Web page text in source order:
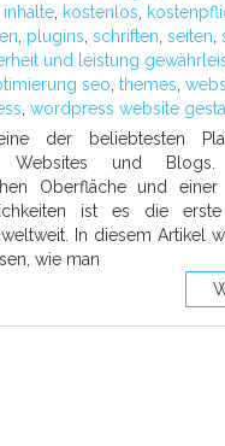
inhalte, kostenlos
plugins schriften seiten
und leistung
seo themes
wordpress website
der beliebtesten
Websites und
Oberfläche und
ist es die
In diesem Artikel
wie man